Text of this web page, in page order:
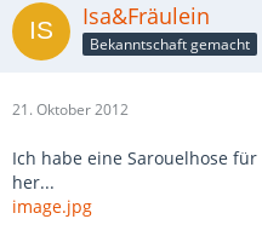
Isa&Fräulein
Bekanntschaft gemacht
21. Oktober 2012
Ich habe eine Sarouelhose
her...
image.jpg